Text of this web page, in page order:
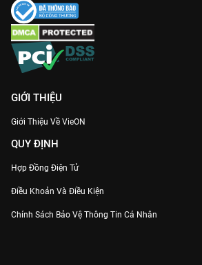
GIỚI THIỆU
Giới Thiệu Về VieON
QUY ĐỊNH
Hợp Đồng Điện Tử
Điều Khoản Và Điều Kiện
Chính Sách Bảo Vệ Thông Tin Cá Nhân